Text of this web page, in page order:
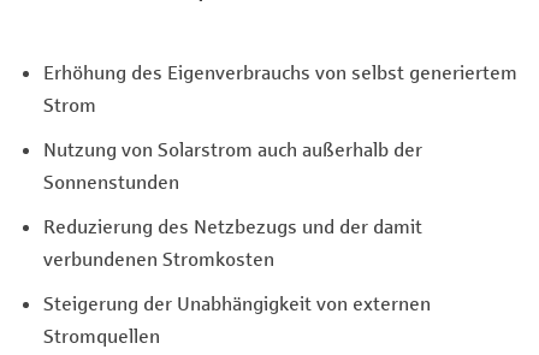
Erhöhung des Eigenverbrauchs von selbst generiertem
Strom
Nutzung von Solarstrom auch außerhalb der
Sonnenstunden
Reduzierung des Netzbezugs und der damit
verbundenen Stromkosten
Steigerung der Unabhängigkeit von externen
Stromquellen